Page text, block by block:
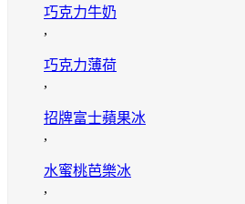
巧克力牛奶
,
巧克力薄荷
,
招牌富士蘋果冰
,
水蜜桃芭樂冰
,